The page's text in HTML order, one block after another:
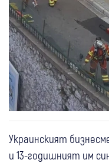
Украинският
и 13-годишният им